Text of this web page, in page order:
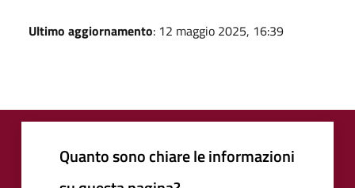
Ultimo aggiornamento: 12 maggio 2025, 16:39
Quanto sono chiare le informazioni